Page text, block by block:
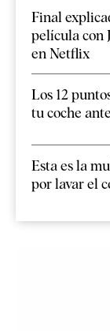
Final
película con
en Netflix
Los 12
tu coche
Esta es la
por lavar el